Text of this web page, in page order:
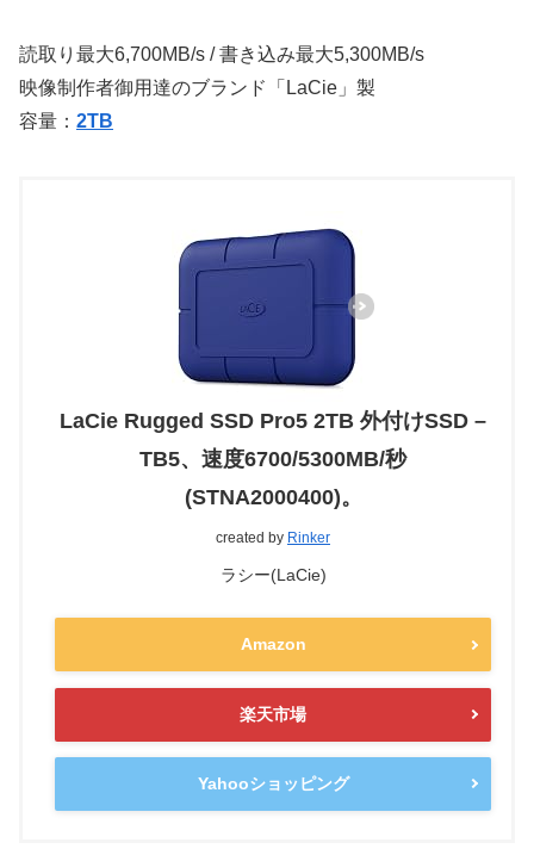
読取り最大6,700MB/s / 書き込み最大5,300MB/s
映像制作者御用達のブランド「LaCie」製
容量： 2TB
LaCie Rugged SSD Pro5 2TB 外付けSSD –
TB5、速度6700/5300MB/秒
(STNA2000400)。
created by Rinker
ラシー(LaCie)
Amazon
楽天市場
Yahooショッピング